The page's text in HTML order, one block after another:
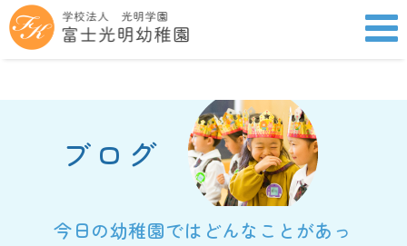
ブログ
今日の幼稚園ではどんなことがあっ